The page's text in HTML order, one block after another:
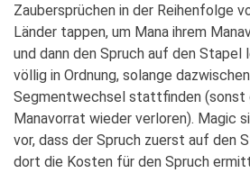
Zaubersprüchen in der Reihenfolge
Länder tappen, um Mana ihrem
und dann den Spruch auf den Stapel
völlig in Ordnung, solange
Segmentwechsel stattfinden (sonst
Manavorrat wieder verloren). Magic
vor, dass der Spruch zuerst auf den
dort die Kosten für den Spruch